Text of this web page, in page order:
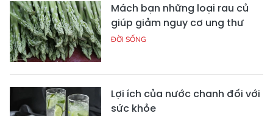
Mách bạn những loại rau củ
giúp giảm nguy cơ ung thư
ĐỜI SỐNG
Lợi ích của nước chanh đối với
sức khỏe